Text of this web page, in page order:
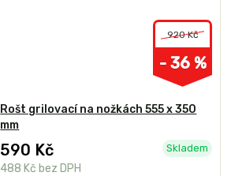
920 Kč
- 36 %
Rošt grilovací na nožkách 555 x 350
mm
590 Kč
488 Kč bez DPH
Skladem